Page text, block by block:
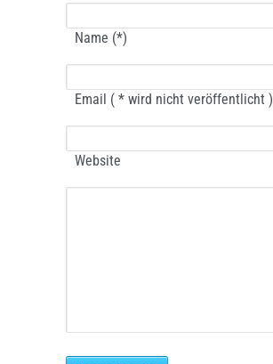
Name (*)
Email ( * wird nicht veröffentlicht )
Website